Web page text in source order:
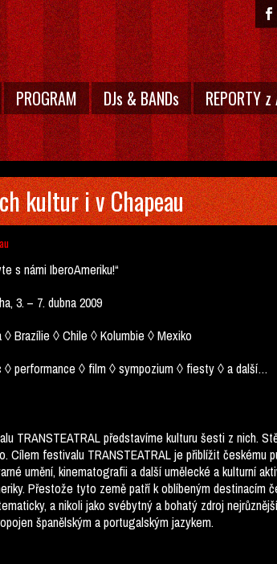
PROGRAM DJs & BANDs REPORTY
kultur i v Chapeau
s námi IberoAmeriku!“
3. – 7. dubna 2009
◊ Brazílie ◊ Chile ◊ Kolumbie ◊ Mexiko
performance ◊ film ◊ sympozium ◊ fiesty ◊ a další…
TRANSTEATRAL představíme kulturu šesti z nich.
Cílem festivalu TRANSTEATRAL je přiblížit českému
umění, kinematografii a další umělecké a kulturní
Přestože tyto země patří k oblíbeným destinacím
a nikoli jako svébytný a bohatý zdroj
španělským a portugalským jazykem.